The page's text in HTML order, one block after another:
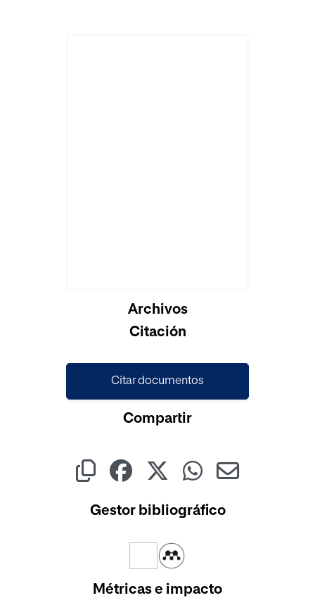
Cargando...Archivos
Citación
Citar documentos
Compartir
Gestor bibliográfico
Métricas e impacto